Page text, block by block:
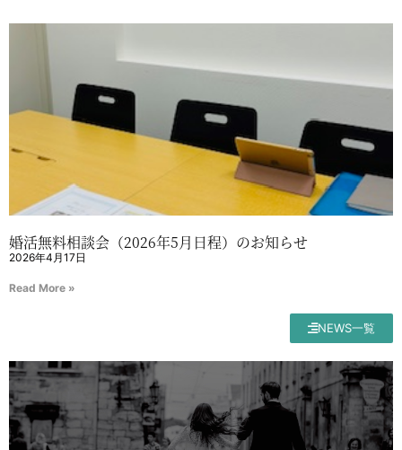
婚活無料相談会（2026年5月日程）のお知らせ
2026年4月17日
Read More »
NEWS一覧